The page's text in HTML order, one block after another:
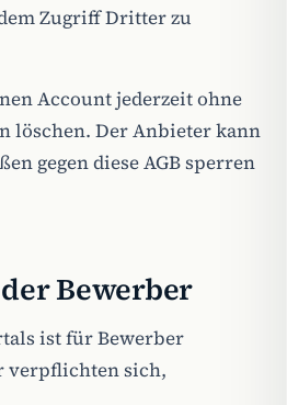
Zugriff Dritter zu
Account jederzeit ohne
löschen. Der Anbieter kann
gegen diese AGB sperren
Bewerber
ist für Bewerber
verpflichten sich,